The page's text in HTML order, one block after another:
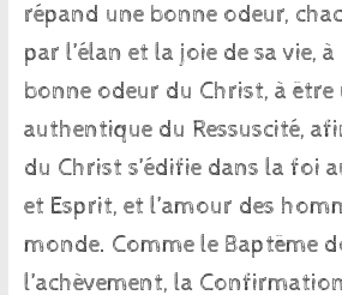
répand une bonne odeur,
par l’élan et la joie de sa vie,
bonne odeur du Christ, à
authentique du Ressuscité,
du Christ s’édifie dans la foi
et Esprit, et l’amour des
monde. Comme le Baptême
l’achèvement, la